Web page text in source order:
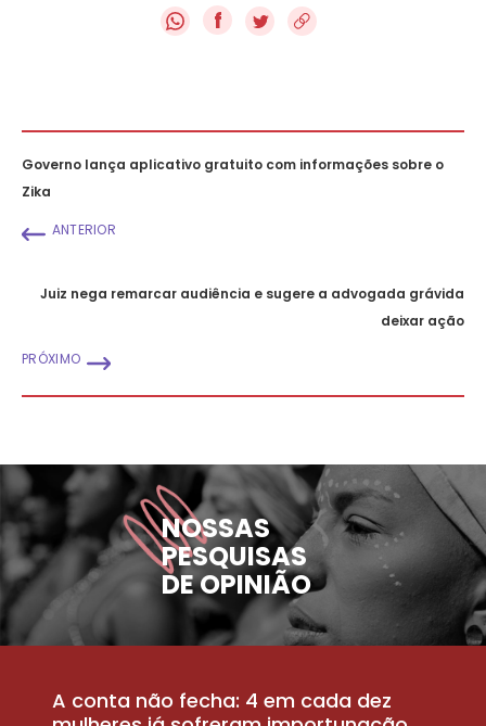
f
Governo lança aplicativo gratuito com informações sobre o
Zika
ANTERIOR
Juiz nega remarcar audiência e sugere a advogada grávida
deixar ação
PRÓXIMO
NOSSAS
PESQUISAS
DE OPINIÃO
A conta não fecha: 4 em cada dez